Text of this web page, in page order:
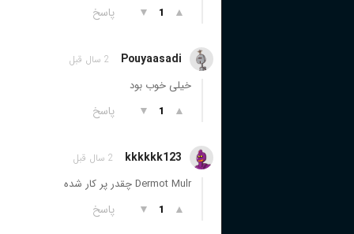
▲
1
▼ پاسخ
Pouyaasadi 2 سال قبل
خیلی خوب بود
▲
1
▼ پاسخ
kkkkkk123 2 سال قبل
Dermot Mulr چقدر پر کار شده
▲
1
▼ پاسخ